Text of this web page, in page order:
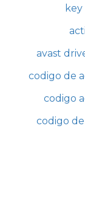
avast
codigo de
codigo
codigo